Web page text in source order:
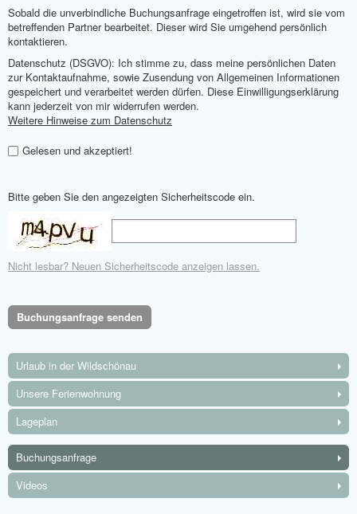
Sobald die unverbindliche Buchungsanfrage eingetroffen ist, wird sie vom
betreffenden Partner bearbeitet. Dieser wird Sie umgehend persönlich
kontaktieren.
Datenschutz (DSGVO): Ich stimme zu, dass meine persönlichen Daten
zur Kontaktaufnahme, sowie Zusendung von Allgemeinen Informationen
gespeichert und verarbeitet werden dürfen. Diese Einwilligungserklärung
kann jederzeit von mir widerrufen werden.
Weitere Hinweise zum Datenschutz
Gelesen und akzeptiert!
Bitte geben Sie den angezeigten Sicherheitscode ein.
Nicht lesbar? Neuen Sicherheitscode anzeigen lassen.
Buchungsanfrage senden
Urlaub in der Wildschönau
Unsere Ferienwohnung
Lageplan
Buchungsanfrage
Videos